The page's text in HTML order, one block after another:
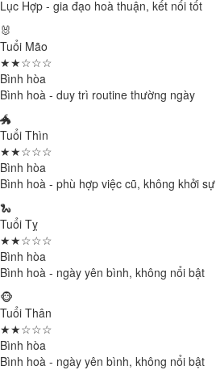
Lục Hợp - gia đạo hoà thuận, kết nối tốt
🐰
Tuổi Mão
★★☆☆☆
Bình hòa
Bình hoà - duy trì routine thường ngày
🐲
Tuổi Thìn
★★☆☆☆
Bình hòa
Bình hoà - phù hợp việc cũ, không khởi sự
🐍
Tuổi Tỵ
★★☆☆☆
Bình hòa
Bình hoà - ngày yên bình, không nổi bật
🐵
Tuổi Thân
★★☆☆☆
Bình hòa
Bình hoà - ngày yên bình, không nổi bật